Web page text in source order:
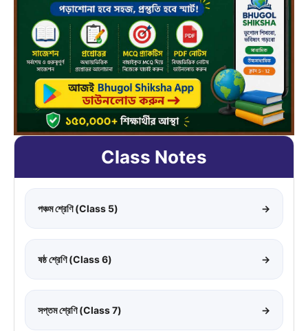
Class Notes
পঞ্চম শ্রেণি (Class 5) →
ষষ্ঠ শ্রেণি (Class 6) →
সপ্তম শ্রেণি (Class 7) →